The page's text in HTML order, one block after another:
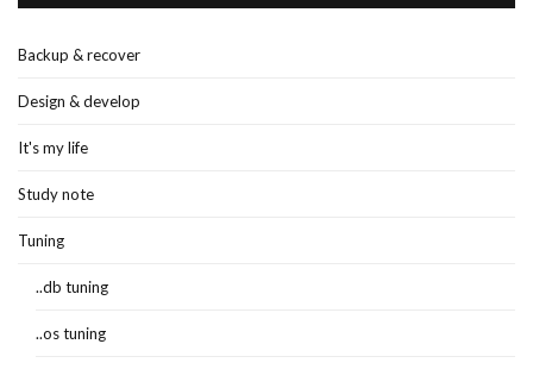
Backup & recover
Design & develop
It's my life
Study note
Tuning
..db tuning
..os tuning